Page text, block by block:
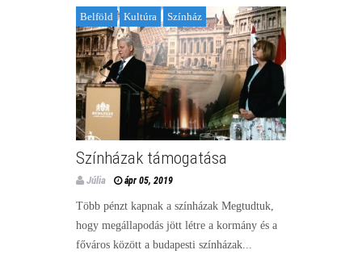
Belföld Kultúra Színház
Színházak támogatása
Júlia ápr 05, 2019
Több pénzt kapnak a színházak Megtudtuk,
hogy megállapodás jött létre a kormány és a
főváros között a budapesti színházak...